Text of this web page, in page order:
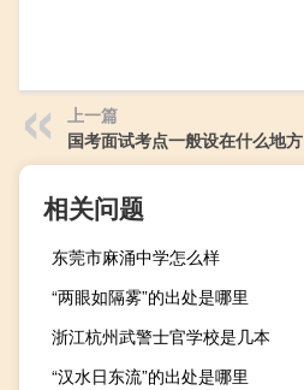
上一篇
国考面试考点一般设在什么地方
相关问题
东莞市麻涌中学怎么样
“两眼如隔雾”的出处是哪里
浙江杭州武警士官学校是几本
“汉水日东流”的出处是哪里